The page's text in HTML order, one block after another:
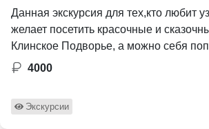
Данная экскурсия для тех,кто любит
желает посетить красочные и
Клинское Подворье, а можно себя
4000
Экскурсии